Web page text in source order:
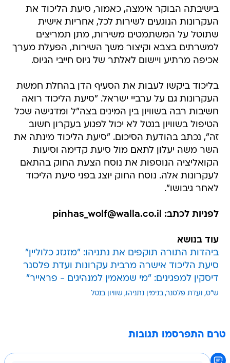
בישיבתה הבוקר אימצה, כאמור, סיעת הליכוד את
העקרונות הנוגעים לשירות לכל, אחריות אישית
שתוטל על המשתמטים משירות, מתן תמריצים
למשרתים בצבא וקיצור משך השירות, הפעלת מערך
אכיפה מרתיע ויישום לאלתר של גיוס חייבי הגיוס.
בליכוד ביקשו לעבות את הסעיף הדן בהחלת חמשת
העקרונות גם על ערביי ישראל. "סיעת הליכוד רואה
חשיבות רבה בשוויון בין המינים בצה"ל ומדגישה שכל
הטיפול בשוויון בנטל לא יכול לפגוע בעקרון חשוב
זה", נכתב בהודעת הסיכום. "סיעת הליכוד מינתה את
השר משה יעלון לתאם מול סיעת קדימה וסיעות
הקואליציה הנוספות את נוסח הצעת החוק בהתאם
לעקרונות אלה. נוסח החוק יוצג בפני סיעת הליכוד
לאחר גיבושו".
לפניות לכתב: pinhas_wolf@walla.co.il
עוד בנושא
ביהדות התורה תוקפים את נתניהו: "מזגזג כלוליין"
סיעת הליכוד אישרה מרבית עקרונות ועדת פלסנר
דיסקין למפגינים: "מי שמאמין למנהיגים - פראייר"
ש"ס ועדת פלסנר בנימין נתניהו שוויון בנטל
טרם התפרסמו תגובות